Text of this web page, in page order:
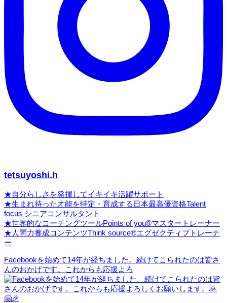
tetsuyoshi.h
★自分らしさを発揮してイキイキ活躍サポート
★生まれ持った才能を特定・育成する日本最高優資格Talent
focus シニアコンサルタント
★世界的なコーチングツールPoints of you®マスタートレーナー
★人間力養成コンテンツThink source®エグゼクティブトレーナ
ー
Facebookを始めて14年が経ちました。続けてこられたのは皆さ
んのおかげです。これからも応援よろ